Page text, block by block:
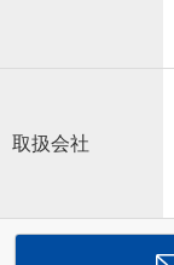
取扱会社